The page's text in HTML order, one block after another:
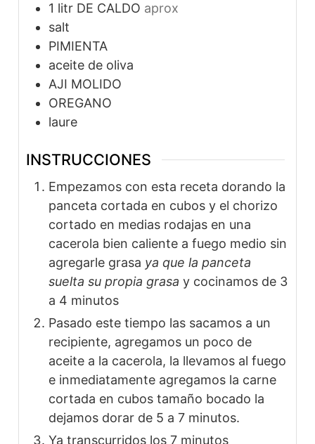
1 litr DE CALDO aprox
salt
PIMIENTA
aceite de oliva
AJI MOLIDO
OREGANO
laure
INSTRUCCIONES
Empezamos con esta receta dorando la
panceta cortada en cubos y el chorizo
cortado en medias rodajas en una
cacerola bien caliente a fuego medio sin
agregarle grasa ya que la panceta
suelta su propia grasa y cocinamos de 3
a 4 minutos
Pasado este tiempo las sacamos a un
recipiente, agregamos un poco de
aceite a la cacerola, la llevamos al fuego
e inmediatamente agregamos la carne
cortada en cubos tamaño bocado la
dejamos dorar de 5 a 7 minutos.
Ya transcurridos los 7 minutos